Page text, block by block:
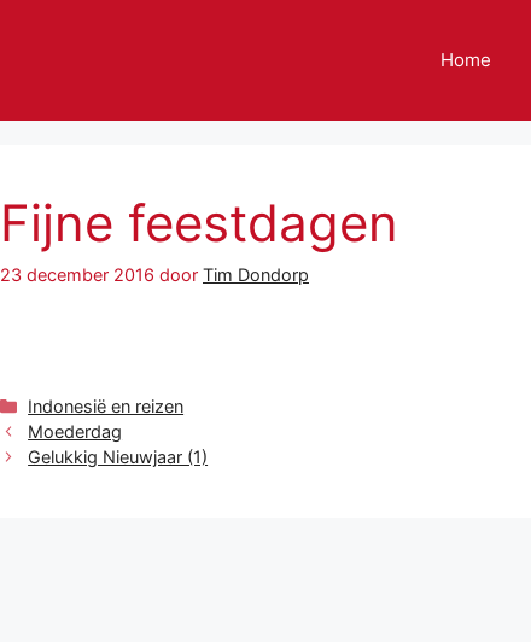
Home
Fijne feestdagen
23 december 2016 door Tim Dondorp
Categorieën
Indonesië en reizen
Moederdag
Gelukkig Nieuwjaar (1)